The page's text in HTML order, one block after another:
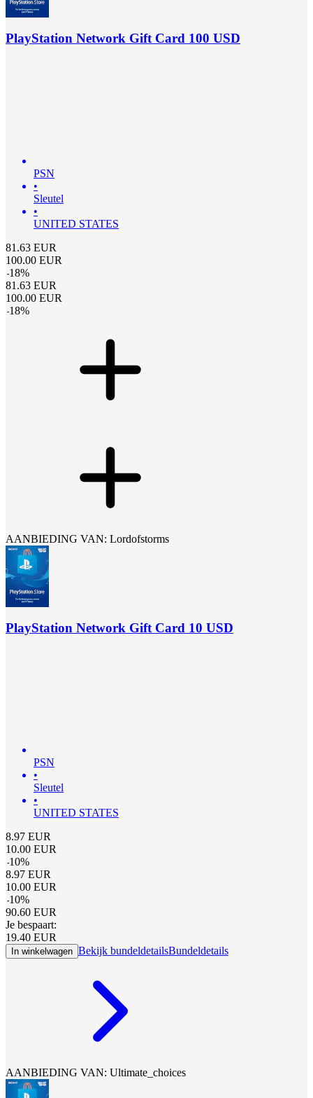
PlayStation Network Gift Card 100 USD
PSN
•
Sleutel
•
UNITED STATES
81.63 EUR
100.00 EUR
-18%
81.63 EUR
100.00 EUR
-18%
AANBIEDING VAN: Lordofstorms
PlayStation Network Gift Card 10 USD
PSN
•
Sleutel
•
UNITED STATES
8.97 EUR
10.00 EUR
-10%
8.97 EUR
10.00 EUR
-10%
90.60 EUR
Je bespaart:
19.40 EUR
In winkelwagen Bekijk bundeldetailsBundeldetails
AANBIEDING VAN: Ultimate_choices